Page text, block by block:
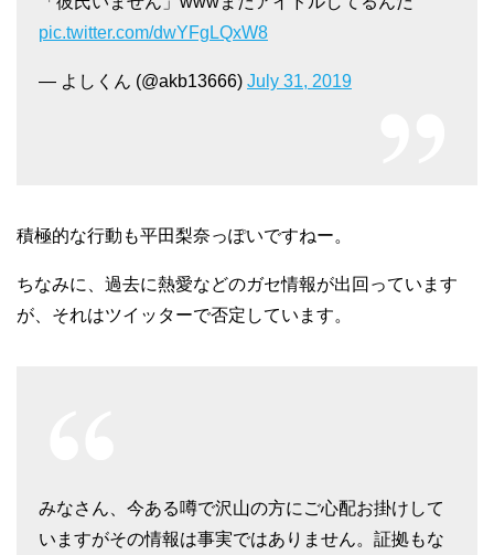
pic.twitter.com/dwYFgLQxW8
— よしくん (@akb13666) July 31, 2019
積極的な行動も平田梨奈っぽいですねー。
ちなみに、過去に熱愛などのガセ情報が出回っています
が、それはツイッターで否定しています。
みなさん、今ある噂で沢山の方にご心配お掛けして
いますがその情報は事実ではありません。証拠もな